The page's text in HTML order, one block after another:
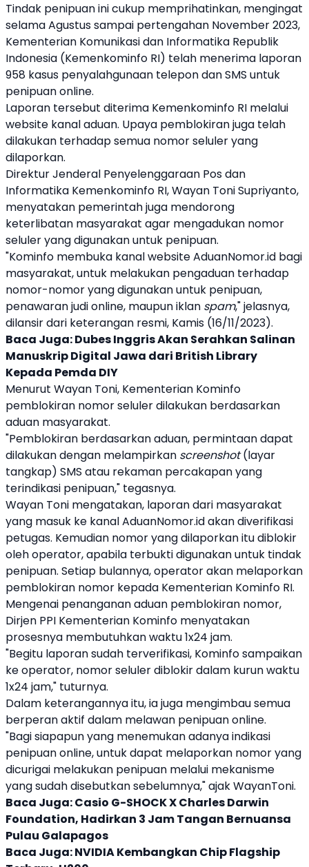
Tindak penipuanini cukup memprihatinkan, mengingat
selama Agustus sampai pertengahan November 2023,
Kementerian Komunikasi dan Informatika Republik
Indonesia (Kemenkominfo RI) telah menerima laporan
958 kasus penyalahgunaan telepon dan SMS untuk
penipuanonline.
Laporan tersebut diterima Kemenkominfo RI melalui
website kanal aduan. Upaya pemblokiran juga telah
dilakukan terhadap semua nomor seluler yang
dilaporkan.
Direktur Jenderal Penyelenggaraan Pos dan
Informatika Kemenkominfo RI, Wayan Toni Supriyanto,
menyatakan pemerintah juga mendorong
keterlibatan masyarakat agar mengadukan nomor
seluler yang digunakan untuk penipuan.
"Kominfo membuka kanal website AduanNomor.id bagi
masyarakat, untuk melakukan pengaduan terhadap
nomor-nomor yang digunakan untuk penipuan,
penawaran judi online, maupun iklan spam," jelasnya,
dilansir dari keterangan resmi, Kamis (16/11/2023).
Baca Juga:Dubes Inggris Akan Serahkan Salinan
Manuskrip Digital Jawa dari British Library
Kepada Pemda DIY
Menurut Wayan Toni, Kementerian Kominfo
pemblokiran nomor seluler dilakukan berdasarkan
aduan masyarakat.
"Pemblokiran berdasarkan aduan, permintaan dapat
dilakukan dengan melampirkan screenshot(layar
tangkap) SMS atau rekaman percakapan yang
terindikasi penipuan," tegasnya.
Wayan Toni mengatakan, laporan dari masyarakat
yang masuk ke kanal AduanNomor.id akan diverifikasi
petugas. Kemudian nomor yang dilaporkan itu diblokir
oleh operator, apabila terbukti digunakan untuk tindak
penipuan. Setiap bulannya, operator akan melaporkan
pemblokiran nomor kepada Kementerian Kominfo RI.
Mengenai penanganan aduan pemblokiran nomor,
Dirjen PPI Kementerian Kominfo menyatakan
prosesnya membutuhkan waktu 1x24 jam.
"Begitu laporan sudah terverifikasi, Kominfo sampaikan
ke operator, nomor seluler diblokir dalam kurun waktu
1x24 jam," tuturnya.
Dalam keterangannya itu, ia juga mengimbau semua
berperan aktif dalam melawan penipuanonline.
"Bagi siapapun yang menemukan adanya indikasi
penipuanonline, untuk dapat melaporkan nomor yang
dicurigai melakukan penipuan melalui mekanisme
yang sudah disebutkan sebelumnya," ajak WayanToni.
Baca Juga:Casio G-SHOCK X Charles Darwin
Foundation, Hadirkan 3 Jam Tangan Bernuansa
Pulau Galapagos
Baca Juga:NVIDIA Kembangkan Chip Flagship